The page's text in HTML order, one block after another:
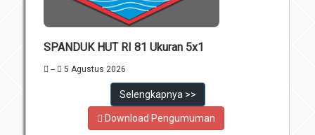
SPANDUK HUT RI 81 Ukuran 5x1
-- 5 Agustus 2026
Selengkapnya >>
Download Pengumuman